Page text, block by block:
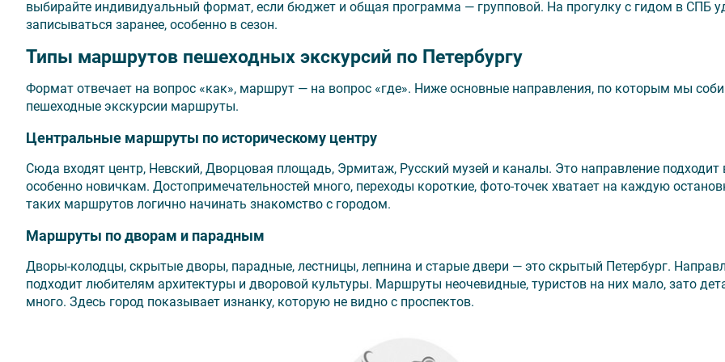
выбирайте индивидуальный формат, если бюджет и общая программа — групповой. На прогулку с гидом в СПБ
записываться заранее, особенно в сезон.
Типы маршрутов пешеходных экскурсий по Петербургу
Формат отвечает на вопрос «как», маршрут — на вопрос «где». Ниже основные направления, по которым мы
пешеходные экскурсии маршруты.
Центральные маршруты по историческому центру
Сюда входят центр, Невский, Дворцовая площадь, Эрмитаж, Русский музей и каналы. Это направление подходит
особенно новичкам. Достопримечательностей много, переходы короткие, фото-точек хватает на каждую
таких маршрутов логично начинать знакомство с городом.
Маршруты по дворам и парадным
Дворы-колодцы, скрытые дворы, парадные, лестницы, лепнина и старые двери — это скрытый Петербург.
подходит любителям архитектуры и дворовой культуры. Маршруты неочевидные, туристов на них мало, зато
много. Здесь город показывает изнанку, которую не видно с проспектов.